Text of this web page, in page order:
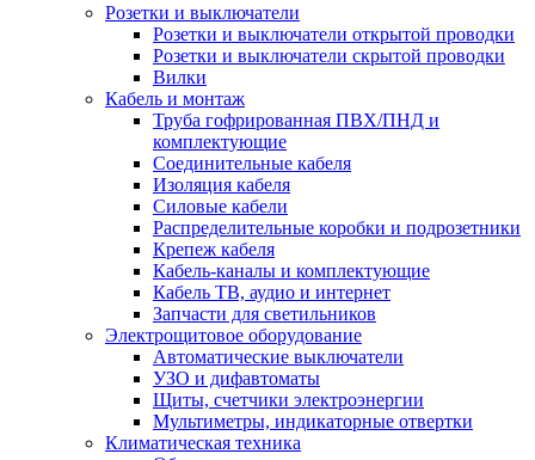
Розетки и выключатели
Розетки и выключатели открытой проводки
Розетки и выключатели скрытой проводки
Вилки
Кабель и монтаж
Труба гофрированная ПВХ/ПНД и
комплектующие
Соединительные кабеля
Изоляция кабеля
Силовые кабели
Распределительные коробки и подрозетники
Крепеж кабеля
Кабель-каналы и комплектующие
Кабель ТВ, аудио и интернет
Запчасти для светильников
Электрощитовое оборудование
Автоматические выключатели
УЗО и дифавтоматы
Щиты, счетчики электроэнергии
Мультиметры, индикаторные отвертки
Климатическая техника